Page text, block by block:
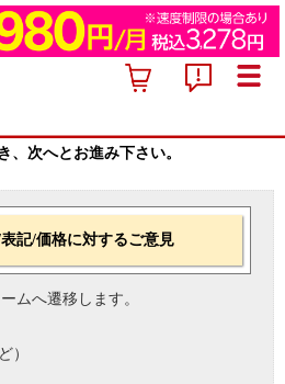
、次へとお進み下さい。
記/価格に対するご意見
ムへ遷移します。
）